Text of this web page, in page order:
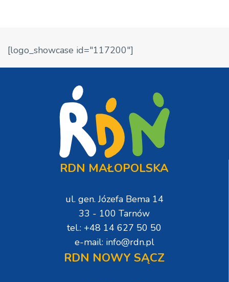
[logo_showcase id="117200"]
RDN MAŁOPOLSKA
ul. gen. Józefa Bema 14
33 - 100 Tarnów
tel.: +48 14 627 50 50
e-mail: info@rdn.pl
RDN NOWY SĄCZ